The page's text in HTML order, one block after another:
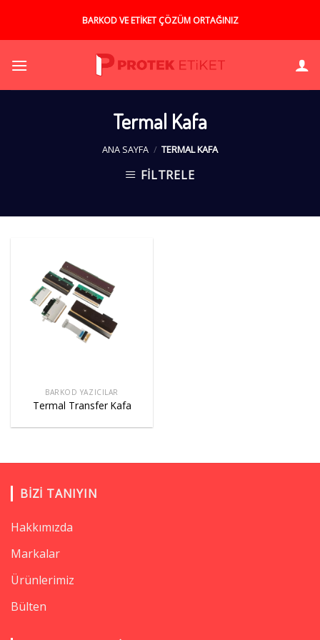
content
BARKOD VE ETİKET ÇÖZÜM ORTAĞINIZ
Termal Kafa
ANA SAYFA / TERMAL KAFA
FILTRELE
BARKOD YAZICILAR
Termal Transfer Kafa
BIZI TANIYIN
Hakkımızda
Markalar
Ürünlerimiz
Bülten